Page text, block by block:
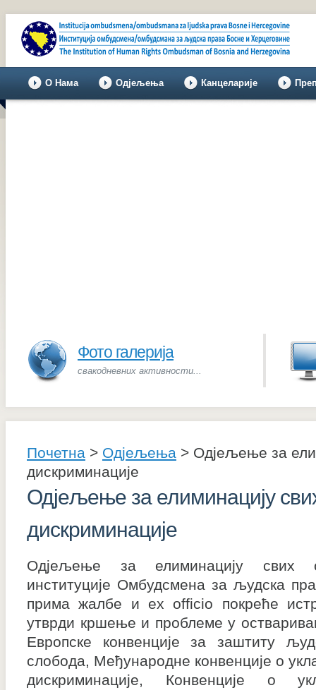
О Нама Одјељења Канцеларије
Фото галерија
свакодневних активности...
Почетна > Одјељења > Одјељење за
дискриминације
Одјељење за елиминацију
дискриминације
Одјељење за елиминацију свих
институције Омбудсмена за људска
прима жалбе и ex officio покреће
утврди кршење и проблеме у
Европске конвенције за заштиту
слобода, Међународне конвенције о
дискриминације, Конвенције о